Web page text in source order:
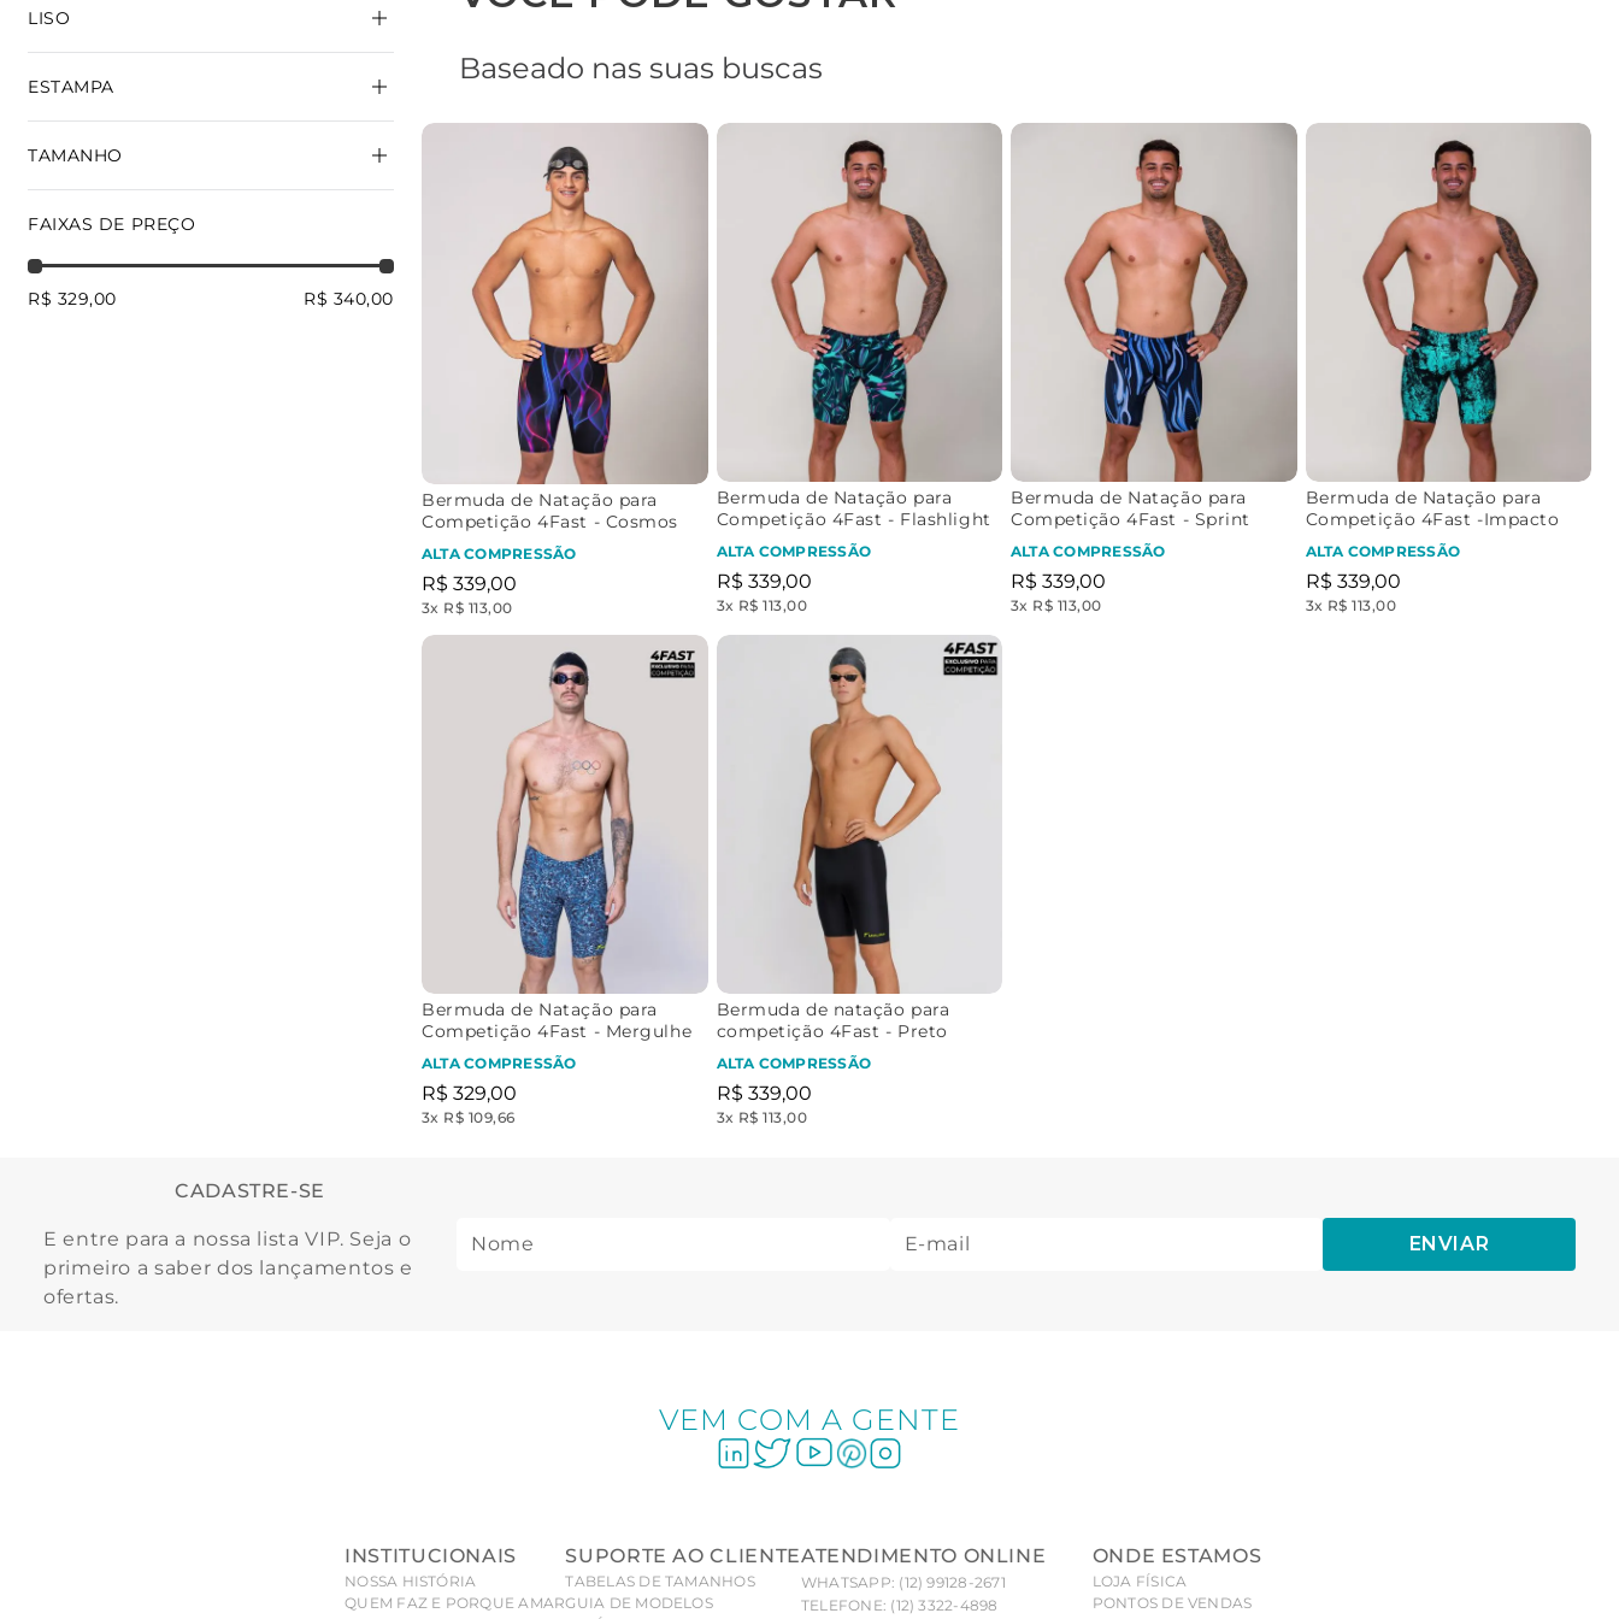
ESTAMPA
LISO
TAMANHO
GG
FAIXAS DE PREÇO
R$ 329,00 R$ 340,00
Baseado nas suas buscas
Bermuda de Natação para
Competição 4Fast - Cosmos
ALTA COMPRESSÃO
R$ 339,00
3x R$ 113,00
Bermuda de Natação para
Competição 4Fast - Flashlight
ALTA COMPRESSÃO
R$ 339,00
3x R$ 113,00
Bermuda de Natação para
Competição 4Fast - Sprint
ALTA COMPRESSÃO
R$ 339,00
3x R$ 113,00
Bermuda de Natação para
Competição 4Fast -Impacto
ALTA COMPRESSÃO
R$ 339,00
3x R$ 113,00
Bermuda de Natação para
Competição 4Fast - Mergulhe
ALTA COMPRESSÃO
R$ 329,00
3x R$ 109,66
Bermuda de natação para
competição 4Fast - Preto
ALTA COMPRESSÃO
R$ 339,00
3x R$ 113,00
CADASTRE-SE
E entre para a nossa lista VIP. Seja o
primeiro a saber dos lançamentos e
ofertas.
ENVIAR
VEM COM A GENTE
INSTITUCIONAIS
NOSSA HISTÓRIA
QUEM FAZ E PORQUE AMAR
SUPORTE AO CLIENTE
TABELAS DE TAMANHOS
GUIA DE MODELOS
ATENDIMENTO ONLINE
WHATSAPP: (12) 99128-2671
TELEFONE: (12) 3322-4898
ONDE ESTAMOS
LOJA FÍSICA
PONTOS DE VENDAS